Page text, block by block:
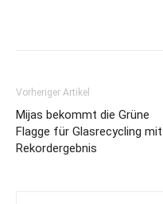
Vorheriger Artikel
Mijas bekommt die Grüne
Flagge für Glasrecycling mit
Rekordergebnis